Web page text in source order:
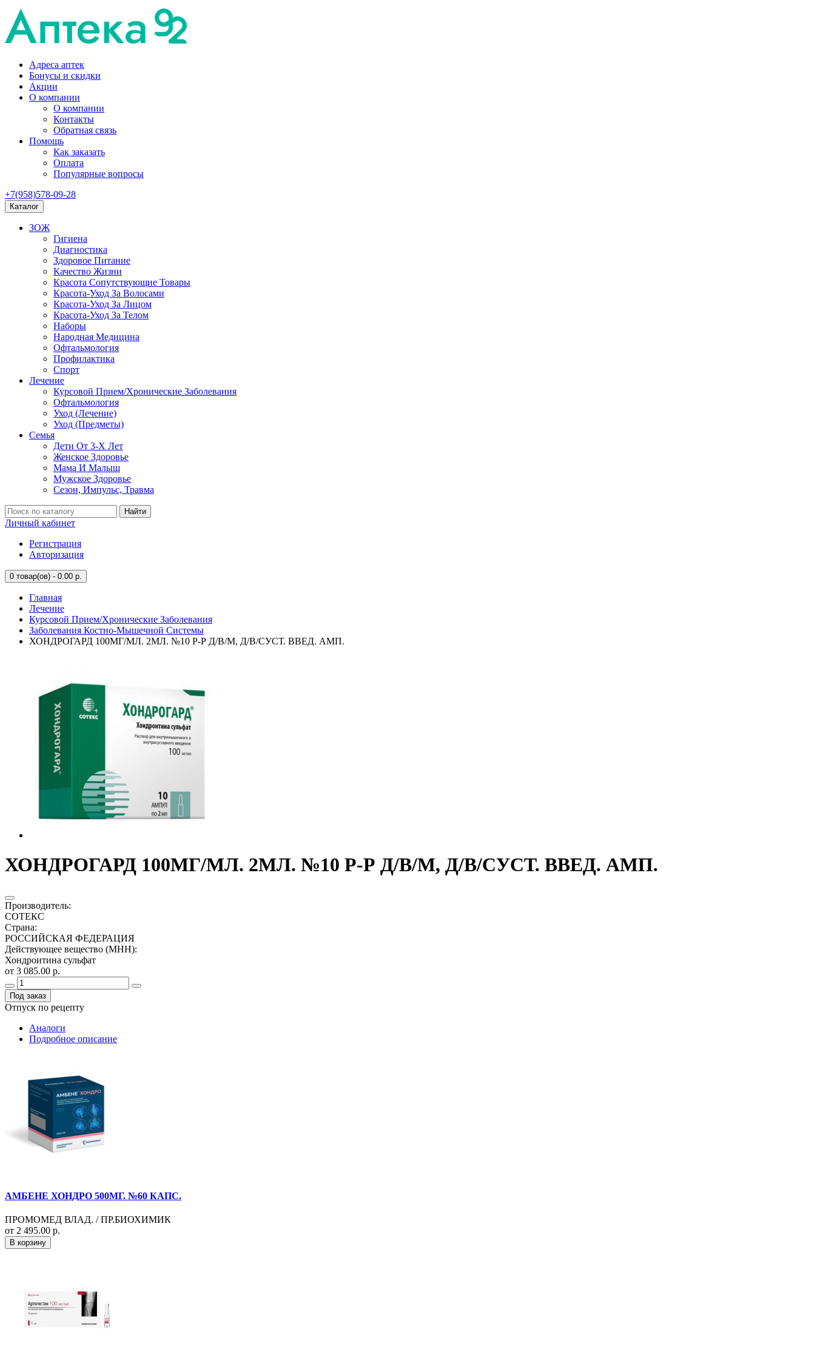
Адреса аптек
Бонусы и скидки
Акции
О компании
О компании
Контакты
Обратная связь
Помощь
Как заказать
Оплата
Популярные вопросы
+7(958)578-09-28
Каталог
ЗОЖ
Гигиена
Диагностика
Здоровое Питание
Качество Жизни
Красота Сопутствующие Товары
Красота-Уход За Волосами
Красота-Уход За Лицом
Красота-Уход За Телом
Наборы
Народная Медицина
Офтальмология
Профилактика
Спорт
Лечение
Курсовой Прием/Хронические Заболевания
Офтальмология
Уход (Лечение)
Уход (Предметы)
Семья
Дети От 3-Х Лет
Женское Здоровье
Мама И Малыш
Мужское Здоровье
Сезон, Импульс, Травма
Найти
Личный кабинет
Регистрация
Авторизация
0 товар(ов) - 0.00 р.
Главная
Лечение
Курсовой Прием/Хронические Заболевания
Заболевания Костно-Мышечной Системы
ХОНДРОГАРД 100МГ/МЛ. 2МЛ. №10 Р-Р Д/В/М, Д/В/СУСТ. ВВЕД. АМП.
ХОНДРОГАРД 100МГ/МЛ. 2МЛ. №10 Р-Р Д/В/М, Д/В/СУСТ. ВВЕД. АМП.
Производитель:
СОТЕКС
Страна:
РОССИЙСКАЯ ФЕДЕРАЦИЯ
Действующее вещество (МНН):
Хондроитина сульфат
от 3 085.00 р.
Под заказ
Отпуск по рецепту
Аналоги
Подробное описание
АМБЕНЕ ХОНДРО 500МГ. №60 КАПС.
ПРОМОМЕД ВЛАД. / ПР.БИОХИМИК
от 2 495.00 р.
В корзину